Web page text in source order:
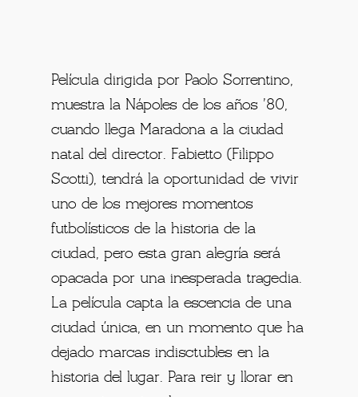
Película dirigida por Paolo Sorrentino,
muestra la Nápoles de los años ’80,
cuando llega Maradona a la ciudad
natal del director. Fabietto (Filippo
Scotti), tendrá la oportunidad de vivir
uno de los mejores momentos
futbolísticos de la historia de la
ciudad, pero esta gran alegría será
opacada por una inesperada tragedia.
La película capta la escencia de una
ciudad única, en un momento que ha
dejado marcas indisctubles en la
historia del lugar. Para reir y llorar en